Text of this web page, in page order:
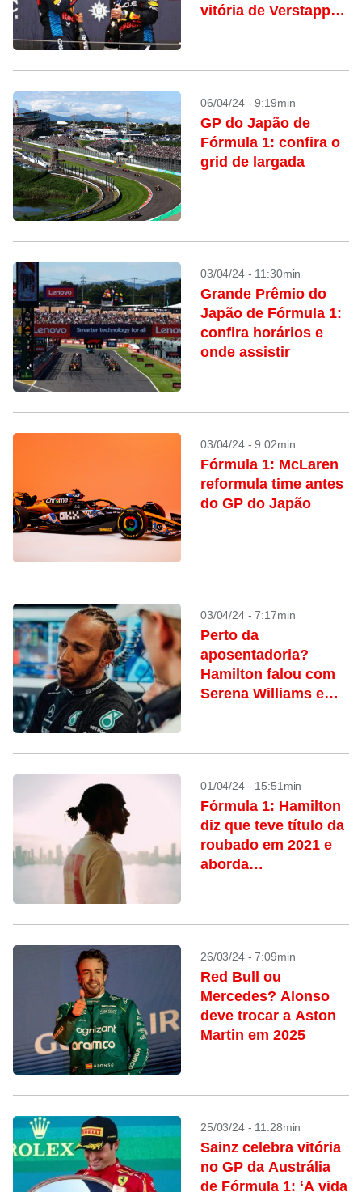
vitória de Verstappen
06/04/24 - 9:19min
GP do Japão de
Fórmula 1: confira o
grid de largada
03/04/24 - 11:30min
Grande Prêmio do
Japão de Fórmula 1:
confira horários e
onde assistir
03/04/24 - 9:02min
Fórmula 1: McLaren
reformula time antes
do GP do Japão
03/04/24 - 7:17min
Perto da
aposentadoria?
Hamilton falou com
Serena Williams e
01/04/24 - 15:51min
Fórmula 1: Hamilton
diz que teve título da
roubado em 2021 e
aborda
26/03/24 - 7:09min
Red Bull ou
Mercedes? Alonso
deve trocar a Aston
Martin em 2025
25/03/24 - 11:28min
Sainz celebra vitória
no GP da Austrália
de Fórmula 1: ‘A vida